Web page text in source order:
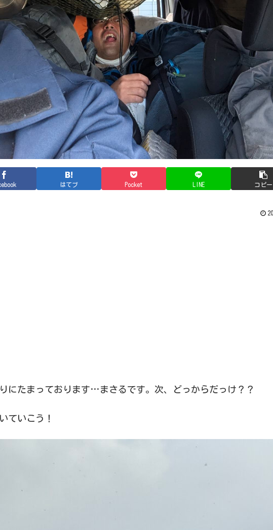
はてブ Pocket LINE コピー
にたまっております…まさるです。次、どっからだっけ？？
ていこう！